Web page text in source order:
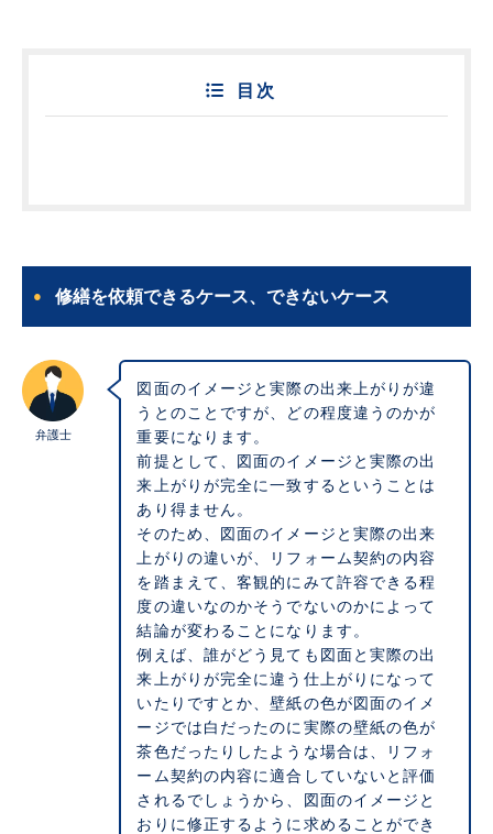
目次
修繕を依頼できるケース、できないケース
弁護士
図面のイメージと実際の出来上がりが違
うとのことですが、どの程度違うのかが
重要になります。
前提として、図面のイメージと実際の出
来上がりが完全に一致するということは
あり得ません。
そのため、図面のイメージと実際の出来
上がりの違いが、リフォーム契約の内容
を踏まえて、客観的にみて許容できる程
度の違いなのかそうでないのかによって
結論が変わることになります。
例えば、誰がどう見ても図面と実際の出
来上がりが完全に違う仕上がりになって
いたりですとか、壁紙の色が図面のイメ
ージでは白だったのに実際の壁紙の色が
茶色だったりしたような場合は、リフォ
ーム契約の内容に適合していないと評価
されるでしょうから、図面のイメージと
おりに修正するように求めることができ